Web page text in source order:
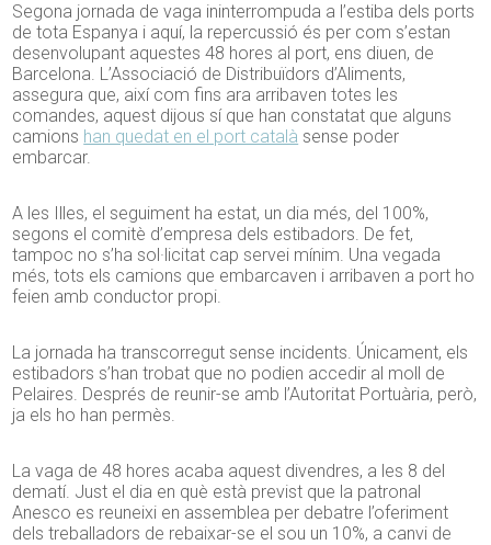
Segona jornada de vaga ininterrompuda a l’estiba dels ports
de tota Espanya i aquí, la repercussió és per com s’estan
desenvolupant aquestes 48 hores al port, ens diuen, de
Barcelona. L’Associació de Distribuïdors d’Aliments,
assegura que, així com fins ara arribaven totes les
comandes, aquest dijous sí que han constatat que alguns
camions han quedat en el port català sense poder
embarcar.
A les Illes, el seguiment ha estat, un dia més, del 100%,
segons el comitè d’empresa dels estibadors. De fet,
tampoc no s’ha sol·licitat cap servei mínim. Una vegada
més, tots els camions que embarcaven i arribaven a port ho
feien amb conductor propi.
La jornada ha transcorregut sense incidents. Únicament, els
estibadors s’han trobat que no podien accedir al moll de
Pelaires. Després de reunir-se amb l’Autoritat Portuària, però,
ja els ho han permès.
La vaga de 48 hores acaba aquest divendres, a les 8 del
dematí. Just el dia en què està previst que la patronal
Anesco es reuneixi en assemblea per debatre l’oferiment
dels treballadors de rebaixar-se el sou un 10%, a canvi de